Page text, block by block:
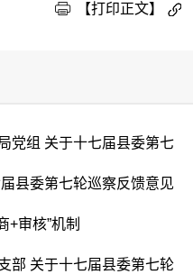
【打印正文】
党组 关于十七届县委第七
的通报
县委第七轮巡察反馈意见
+审核”机制
部 关于十七届县委第七轮